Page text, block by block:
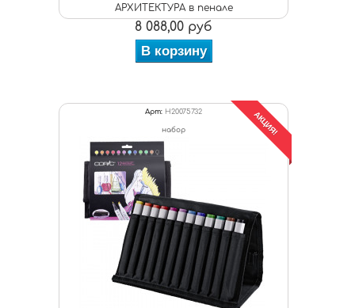
АРХИТЕКТУРА в пенале
8 088,00 руб
В корзину
Арт: H20075732
набор АКЦИЯ!